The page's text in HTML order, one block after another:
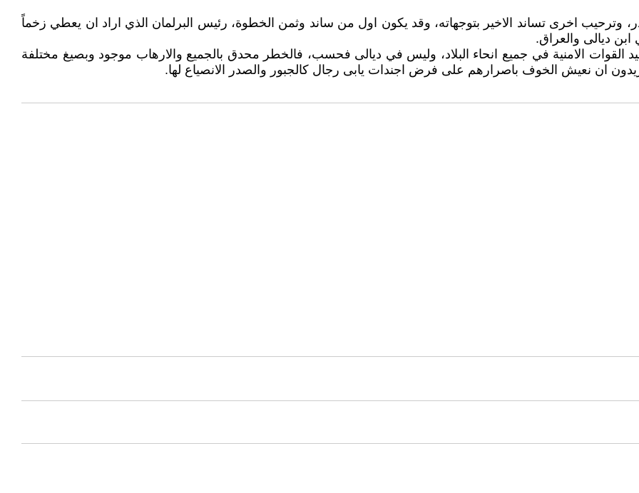
اخرى تساند الاخير بتوجهاته، وقد يكون اول من ساند وثمن الخطوة، رئيس البرلمان الذي اراد ان يعطي زخماً
ديالى والعراق.
القوات الامنية في جميع انحاء البلاد، وليس في ديالى فحسب، فالخطر محدق بالجميع والارهاب موجود وبصيغ مختلفة
ان نعيش الخوف باصرارهم على فرض اجندات يابى رجال كالجبور والصدر الانصياع لها.